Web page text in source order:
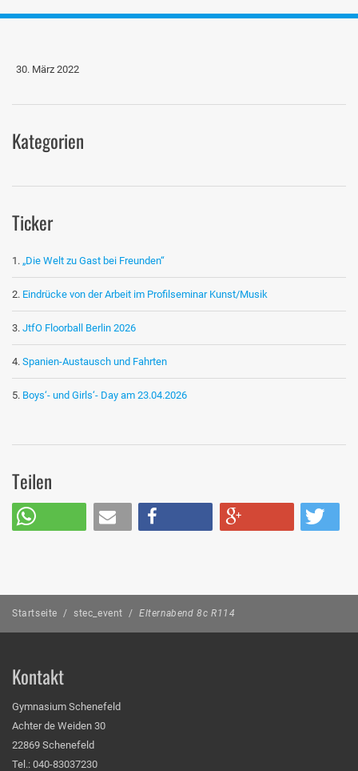
30. März 2022
Kategorien
Ticker
„Die Welt zu Gast bei Freunden“
Eindrücke von der Arbeit im Profilseminar Kunst/Musik
JtfO Floorball Berlin 2026
Spanien-Austausch und Fahrten
Boys‘- und Girls‘- Day am 23.04.2026
Teilen
Startseite / stec_event / Elternabend 8c R114
Kontakt
Gymnasium Schenefeld
Achter de Weiden 30
22869 Schenefeld
Tel.: 040-83037230